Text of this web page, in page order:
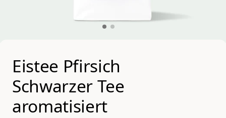
Eistee Pfirsich
Schwarzer Tee
aromatisiert